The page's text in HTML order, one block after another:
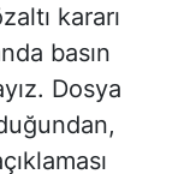
kararı
basın
Dosya